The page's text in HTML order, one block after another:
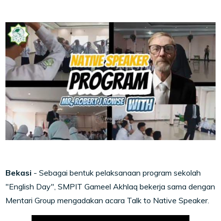
Bekasi - Sebagai bentuk pelaksanaan program sekolah
"English Day", SMPIT Gameel Akhlaq bekerja sama dengan
Mentari Group mengadakan acara Talk to Native Speaker.